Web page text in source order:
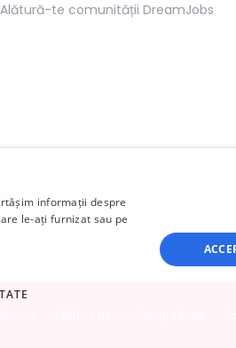
Alătură-te comunității DreamJobs
informații despre
le-ați furnizat sau pe